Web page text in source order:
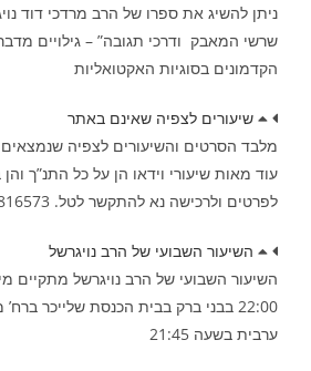
ניתן להשיג את ספרו של הרב מרדכי דוד
שרשי המאבק ודרכי תגובה” – גילויים
הקדמונים בסוגיות האקטואליות
שיעורים לצפיה שאינם באתר
מלבד הסרטים והשיעורים לצפיה
עוד מאות שיעורי וידאו הן על כל התנ”ך
לפרטים ולרכישה נא להתקשר לטל. 02-5816573
השיעור השבועי של הרב נויגרשל
השיעור השבועי של הרב נויגרשל מתקיים
ערבית בשעה 21:45